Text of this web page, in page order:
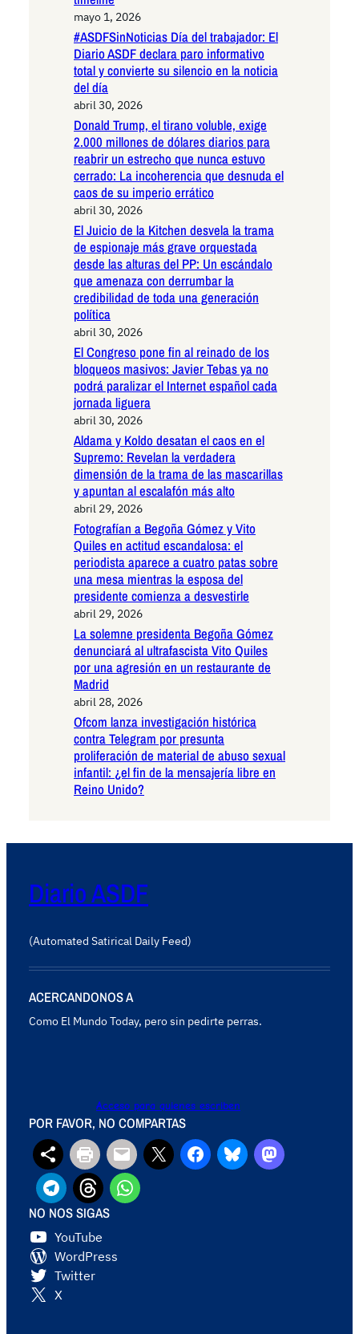
mayo 1, 2026
#ASDFSinNoticias Día del trabajador: El
Diario ASDF declara paro informativo
total y convierte su silencio en la noticia
del día
abril 30, 2026
Donald Trump, el tirano voluble, exige
2.000 millones de dólares diarios para
reabrir un estrecho que nunca estuvo
cerrado: La incoherencia que desnuda el
caos de su imperio errático
abril 30, 2026
El Juicio de la Kitchen desvela la trama
de espionaje más grave orquestada
desde las alturas del PP: Un escándalo
que amenaza con derrumbar la
credibilidad de toda una generación
política
abril 30, 2026
El Congreso pone fin al reinado de los
bloqueos masivos: Javier Tebas ya no
podrá paralizar el Internet español cada
jornada liguera
abril 30, 2026
Aldama y Koldo desatan el caos en el
Supremo: Revelan la verdadera
dimensión de la trama de las mascarillas
y apuntan al escalafón más alto
abril 29, 2026
Fotografían a Begoña Gómez y Vito
Quiles en actitud escandalosa: el
periodista aparece a cuatro patas sobre
una mesa mientras la esposa del
presidente comienza a desvestirle
abril 29, 2026
La solemne presidenta Begoña Gómez
denunciará al ultrafascista Vito Quiles
por una agresión en un restaurante de
Madrid
abril 28, 2026
Ofcom lanza investigación histórica
contra Telegram por presunta
proliferación de material de abuso sexual
infantil: ¿el fin de la mensajería libre en
Reino Unido?
Diario ASDF
(Automated Satirical Daily Feed)
ACERCANDONOS A
Como El Mundo Today, pero sin pedirte perras.
Acceso para quienes escriben
POR FAVOR, NO COMPARTAS
NO NOS SIGAS
YouTube
WordPress
Twitter
X